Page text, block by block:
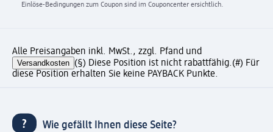
Einlöse-Bedingungen zum Coupon sind im Couponcenter ersichtlich.
Alle Preisangaben inkl. MwSt., zzgl. Pfand und
Versandkosten (§) Diese Position ist nicht rabattfähig.(#) Für
diese Position erhalten Sie keine PAYBACK Punkte.
Wie gefällt Ihnen diese Seite?